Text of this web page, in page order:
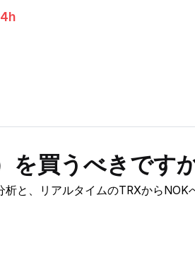
を買うべきです
と、リアルタイムのTRXからNOK